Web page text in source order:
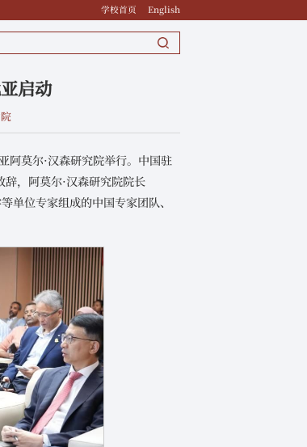
学校首页 English
启动
莫尔·汉森研究院举行。中国驻
，阿莫尔·汉森研究院院长
位专家组成的中国专家团队、